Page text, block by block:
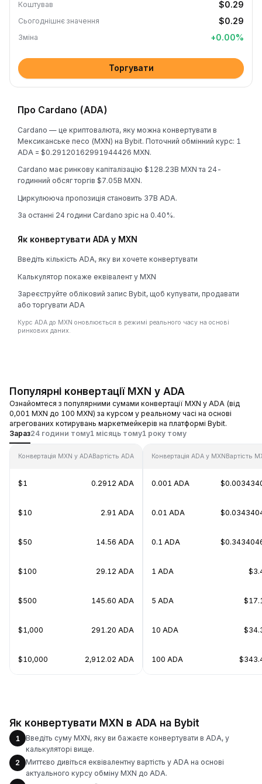
Коштував $0.29
Сьогоднішнє значення $0.29
Зміна +0.00%
Торгувати
Про Cardano (ADA)
Cardano — це криптовалюта, яку можна конвертувати в
Мексиканське песо (MXN) на Bybit. Поточний обмінний курс: 1
ADA = $0.29120162991944426 MXN.
Cardano має ринкову капіталізацію $128.23B MXN та 24-
годинний обсяг торгів $7.05B MXN.
Циркулююча пропозиція становить 37B ADA.
За останні 24 години Cardano зріс на 0.40%.
Як конвертувати ADA у MXN
Введіть кількість ADA, яку ви хочете конвертувати
Калькулятор покаже еквівалент у MXN
Зареєструйте обліковий запис Bybit, щоб купувати, продавати
або торгувати ADA
Курс ADA до MXN оновлюється в режимі реального часу на основі
ринкових даних.
Популярні конвертації MXN у ADA
Ознайомтеся з популярними сумами конвертації MXN у ADA (від
0,001 MXN до 100 MXN) за курсом у реальному часі на основі
агрегованих котирувань маркетмейкерів на платформі Bybit.
Зараз24 години тому1 місяць тому1 року тому
Конвертація MXN у ADAВартість ADA
$1 0.2912 ADA
$10 2.91 ADA
$50 14.56 ADA
$100 29.12 ADA
$500 145.60 ADA
$1,000 291.20 ADA
$10,000 2,912.02 ADA
Конвертація ADA у MXNВартість
0.001 ADA
0.01 ADA
0.1 ADA
1 ADA
5 ADA
10 ADA
100 ADA
Як конвертувати MXN в ADA на Bybit
1
Введіть суму MXN, яку ви бажаєте конвертувати в ADA, у
калькуляторі вище.
2
Миттєво дивіться еквівалентну вартість у ADA на основі
актуального курсу обміну MXN до ADA.